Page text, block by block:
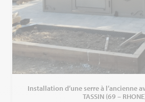
Installation d’une serre à l’ancienne
TASSIN (69 –